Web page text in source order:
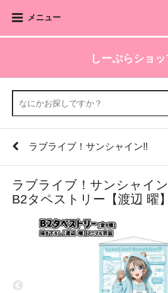
メニュー
しーぷらショ
ラブライブ！サンシャイン!!
ラブライブ！サンシャイ
B2タペストリー【渡辺 曜